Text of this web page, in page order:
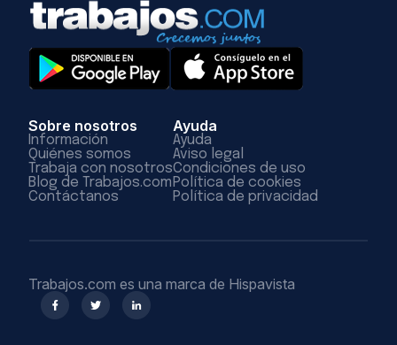
Sobre nosotros
Información
Quiénes somos
Trabaja con nosotros
Blog de Trabajos.com
Contáctanos
Ayuda
Ayuda
Aviso legal
Condiciones de uso
Política de cookies
Política de privacidad
Trabajos.com es una marca de Hispavista